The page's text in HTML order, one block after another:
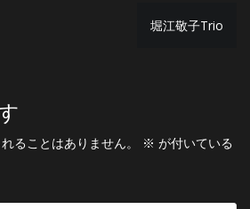
堀江敬子Trio
ることはありません。 ※ が付いている